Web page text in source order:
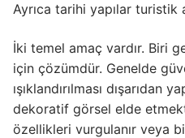
Kullanıma
Ayrıca tarihi yapılar turistik
İki temel amaç vardır. Biri
için çözümdür. Genelde
ışıklandırılması dışarıdan
dekoratif görsel elde
özellikleri vurgulanır veya